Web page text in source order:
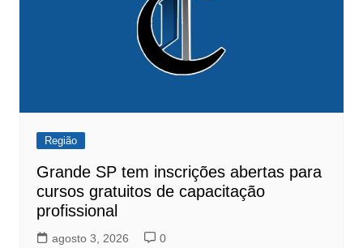
Região
Grande SP tem inscrições abertas para
cursos gratuitos de capacitação
profissional
agosto 3, 2026 0